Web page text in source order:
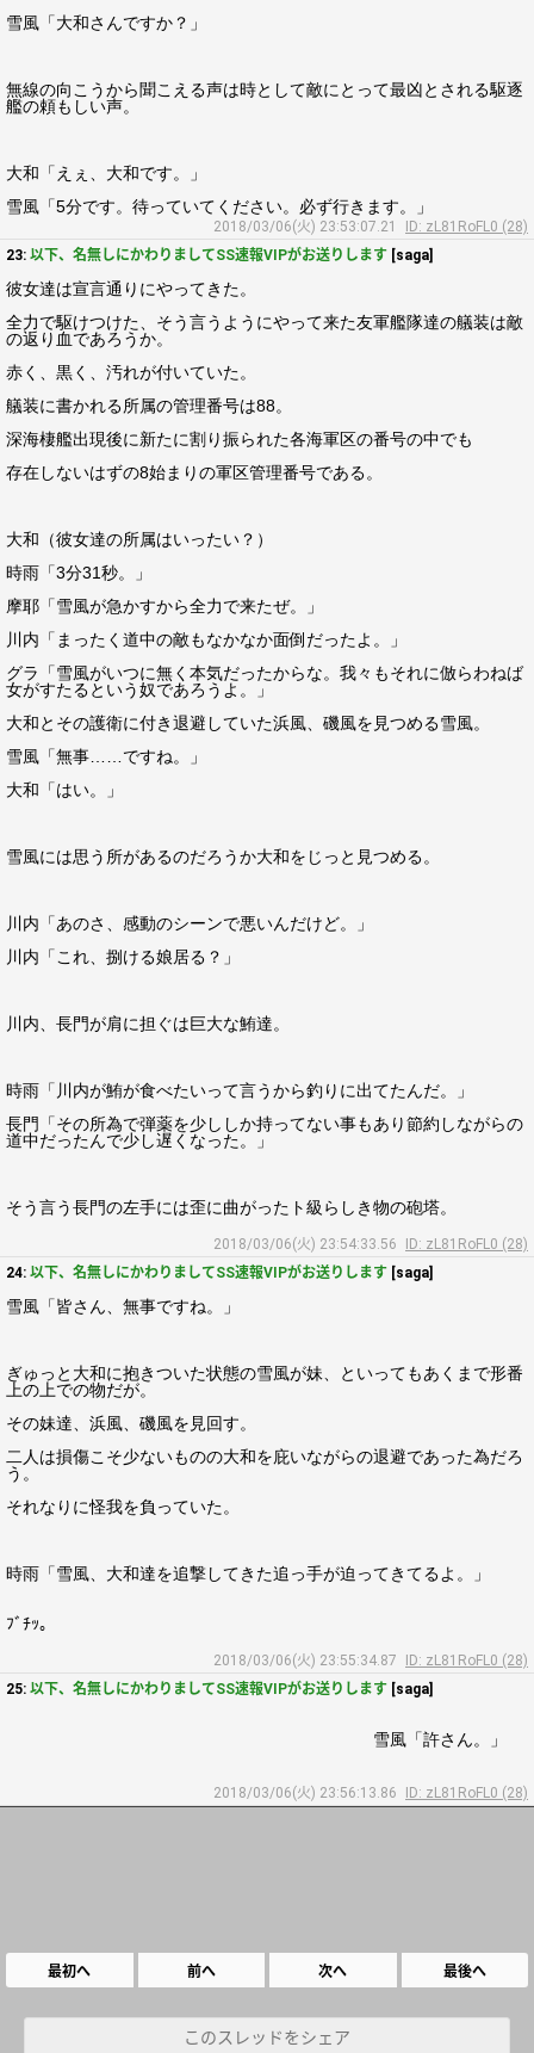
雪風「大和さんですか？」
無線の向こうから聞こえる声は時として敵にとって最凶とされる駆逐
艦の頼もしい声。
大和「えぇ、大和です。」
雪風「5分です。待っていてください。必ず行きます。」
2018/03/06(火) 23:53:07.21
ID: zL81RoFL0 (28)
23: 以下、名無しにかわりましてSS速報VIPがお送りします [saga]
彼女達は宣言通りにやってきた。
全力で駆けつけた、そう言うようにやって来た友軍艦隊達の艤装は敵
の返り血であろうか。
赤く、黒く、汚れが付いていた。
艤装に書かれる所属の管理番号は88。
深海棲艦出現後に新たに割り振られた各海軍区の番号の中でも
存在しないはずの8始まりの軍区管理番号である。
大和（彼女達の所属はいったい？）
時雨「3分31秒。」
摩耶「雪風が急かすから全力で来たぜ。」
川内「まったく道中の敵もなかなか面倒だったよ。」
グラ「雪風がいつに無く本気だったからな。我々もそれに倣らわねば
女がすたるという奴であろうよ。」
大和とその護衛に付き退避していた浜風、磯風を見つめる雪風。
雪風「無事……ですね。」
大和「はい。」
雪風には思う所があるのだろうか大和をじっと見つめる。
川内「あのさ、感動のシーンで悪いんだけど。」
川内「これ、捌ける娘居る？」
川内、長門が肩に担ぐは巨大な鮪達。
時雨「川内が鮪が食べたいって言うから釣りに出てたんだ。」
長門「その所為で弾薬を少ししか持ってない事もあり節約しながらの
道中だったんで少し遅くなった。」
そう言う長門の左手には歪に曲がったト級らしき物の砲塔。
2018/03/06(火) 23:54:33.56
ID: zL81RoFL0 (28)
24: 以下、名無しにかわりましてSS速報VIPがお送りします [saga]
雪風「皆さん、無事ですね。」
ぎゅっと大和に抱きついた状態の雪風が妹、といってもあくまで形番
上の上での物だが。
その妹達、浜風、磯風を見回す。
二人は損傷こそ少ないものの大和を庇いながらの退避であった為だろ
う。
それなりに怪我を負っていた。
時雨「雪風、大和達を追撃してきた追っ手が迫ってきてるよ。」
ﾌﾞﾁｯ。
2018/03/06(火) 23:55:34.87
ID: zL81RoFL0 (28)
25: 以下、名無しにかわりましてSS速報VIPがお送りします [saga]
雪風「許さん。」
2018/03/06(火) 23:56:13.86 ID: zL81RoFL0 (28)
最初へ 前へ 次へ 最後へ
このスレッドをシェア